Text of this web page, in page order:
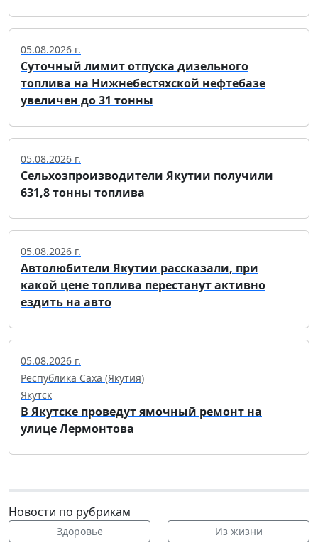
05.08.2026 г.
Суточный лимит отпуска дизельного
топлива на Нижнебестяхской нефтебазе
увеличен до 31 тонны
05.08.2026 г.
Сельхозпроизводители Якутии получили
631,8 тонны топлива
05.08.2026 г.
Автолюбители Якутии рассказали, при
какой цене топлива перестанут активно
ездить на авто
05.08.2026 г.
Республика Саха (Якутия)
Якутск
В Якутске проведут ямочный ремонт на
улице Лермонтова
Новости по рубрикам
Здоровье Из жизни